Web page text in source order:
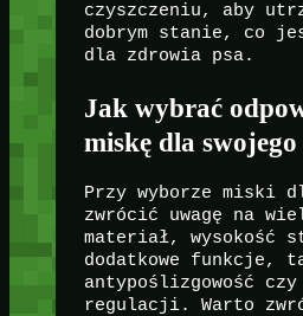
czyszczeniu, aby
dobrym stanie, co
dla zdrowia psa.
Jak wybrać
miskę dla swojego
Przy wyborze miski
zwrócić uwagę na
materiał, wysokość
dodatkowe funkcje,
antypoślizgowość czy
regulacji. Warto